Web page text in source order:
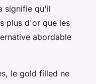
signifie qu'il
plus d'or que les
abordable
le gold filled ne